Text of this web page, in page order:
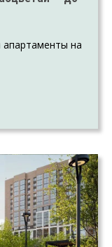
апартаменты на